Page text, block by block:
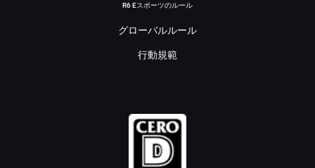
R6 Eスポーツのルール
グローバルルール
行動規範